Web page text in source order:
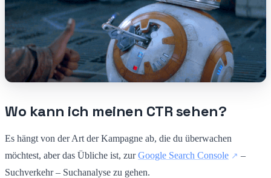
Wo kann ich meinen CTR sehen?
Es hängt von der Art der Kampagne ab, die du überwachen
möchtest, aber das Übliche ist, zurGoogle Search Console
–
Suchverkehr – Suchanalyse zu gehen.